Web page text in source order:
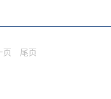
在EDA与IC创新论坛，国
！！全球电声与车载电子行
页 尾页